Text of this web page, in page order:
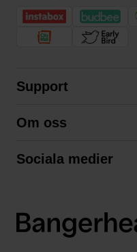
Support
Köpvillkor
Om oss
Våra fraktalternativ
Sociala medier
LinkedIn